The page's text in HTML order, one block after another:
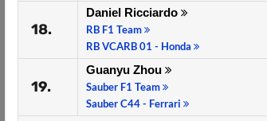
18.
Daniel Ricciardo
RB F1 Team
RB VCARB 01 - Honda
19.
Guanyu Zhou
Sauber F1 Team
Sauber C44 - Ferrari